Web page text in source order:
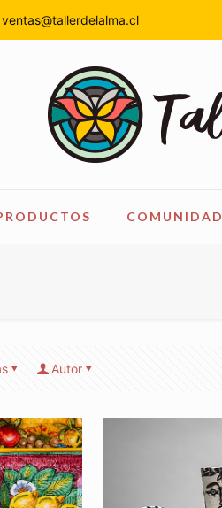
ventas@tallerdelalma.cl
COMUNIDAD
Autor